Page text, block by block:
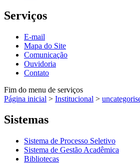
Serviços
E-mail
Mapa do Site
Comunicação
Ouvidoria
Contato
Fim do menu de serviços
Página inicial > Institucional >
Sistemas
Sistema de Processo Seletivo
Sistema de Gestão Acadêmica
Bibliotecas